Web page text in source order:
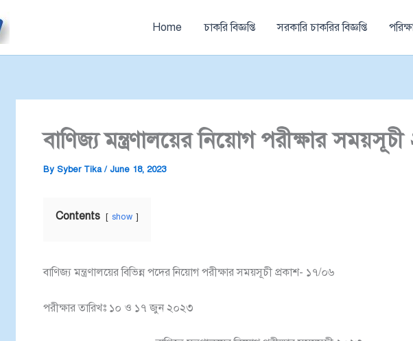
Home চাকরি বিজ্ঞপ্তি সরকারি চাকরির বিজ্ঞপ্তি
বাণিজ্য মন্ত্রণালয়ের নিয়োগ পরীক্ষার
By Syber Tika/June 18, 2023
Contents show
বাণিজ্য মন্ত্রণালয়ের বিভিন্ন পদের নিয়োগ পরীক্ষার সময়সূচী প্রকাশ- ১৭/০৬
পরীক্ষার তারিখঃ ১০ ও ১৭ জুন ২০২৩